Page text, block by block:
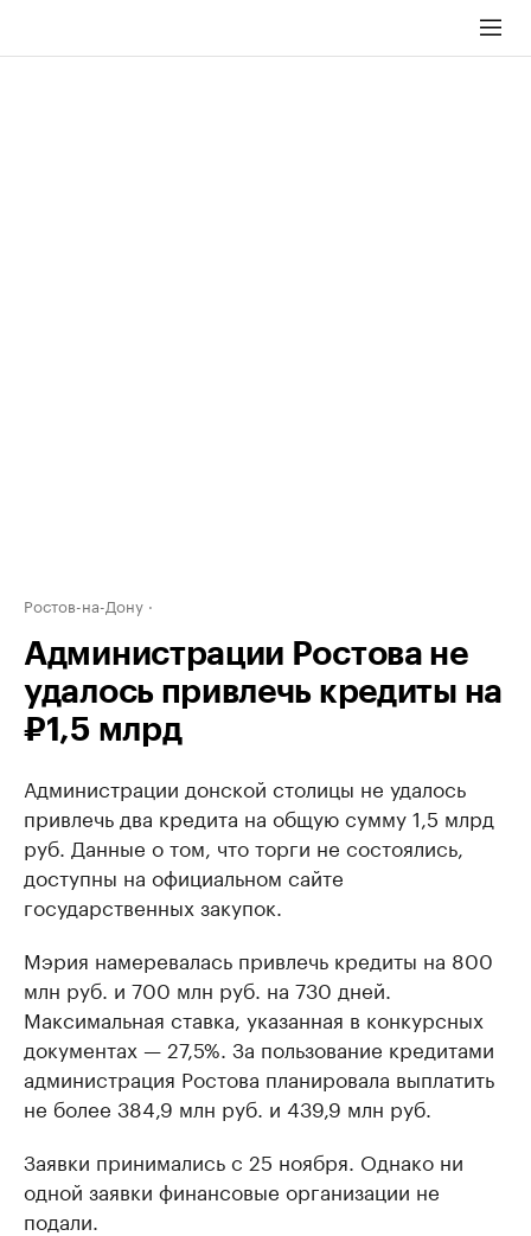
Ростов-на-Дону
Администрации Ростова не
удалось привлечь кредиты на
₽1,5 млрд
Администрации донской столицы не удалось
привлечь два кредита на общую сумму 1,5 млрд
руб. Данные о том, что торги не состоялись,
доступны на официальном сайте
государственных закупок.
Мэрия намеревалась привлечь кредиты на 800
млн руб. и 700 млн руб. на 730 дней.
Максимальная ставка, указанная в конкурсных
документах — 27,5%. За пользование кредитами
администрация Ростова планировала выплатить
не более 384,9 млн руб. и 439,9 млн руб.
Заявки принимались с 25 ноября. Однако ни
одной заявки финансовые организации не
подали.